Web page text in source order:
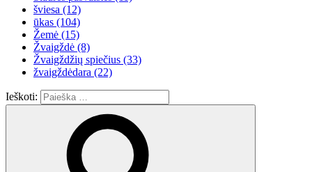
šviesa (12)
ūkas (104)
Žemė (15)
Žvaigždė (8)
Žvaigždžių spiečius (33)
žvaigždėdara (22)
Ieškoti: